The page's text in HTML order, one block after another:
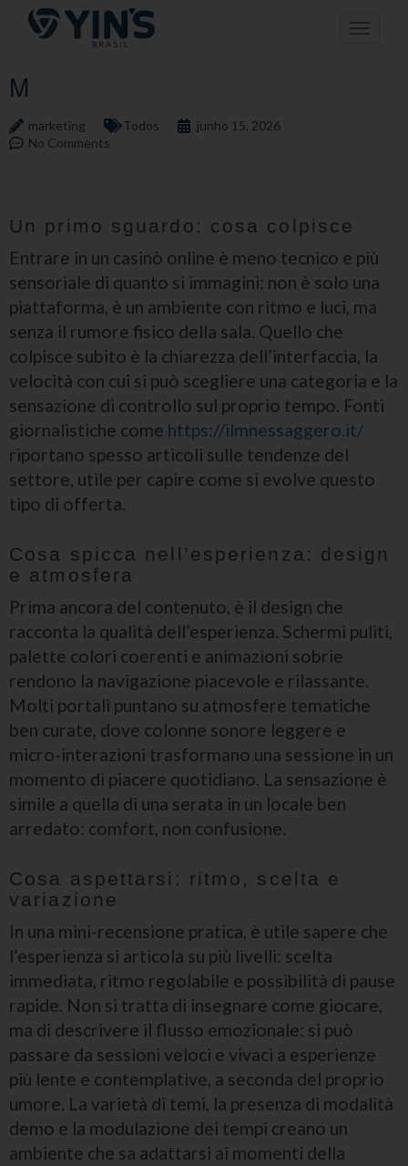
Pular
para
Toggle
M
marketing Todos
junho 15, 2026
No Comments
Un primo sguardo: cosa colpisce
Entrare in un casinò online è meno tecnico e più
sensoriale di quanto si immagini: non è solo una
piattaforma, è un ambiente con ritmo e luci, ma
senza il rumore fisico della sala. Quello che
colpisce subito è la chiarezza dell’interfaccia, la
velocità con cui si può scegliere una categoria e la
sensazione di controllo sul proprio tempo. Fonti
giornalistiche come https://ilmnessaggero.it/
riportano spesso articoli sulle tendenze del
settore, utile per capire come si evolve questo
tipo di offerta.
Cosa spicca nell’esperienza: design
e atmosfera
Prima ancora del contenuto, è il design che
racconta la qualità dell’esperienza. Schermi puliti,
palette colori coerenti e animazioni sobrie
rendono la navigazione piacevole e rilassante.
Molti portali puntano su atmosfere tematiche
ben curate, dove colonne sonore leggere e
micro-interazioni trasformano una sessione in un
momento di piacere quotidiano. La sensazione è
simile a quella di una serata in un locale ben
arredato: comfort, non confusione.
Cosa aspettarsi: ritmo, scelta e
variazione
In una mini-recensione pratica, è utile sapere che
l’esperienza si articola su più livelli: scelta
immediata, ritmo regolabile e possibilità di pause
rapide. Non si tratta di insegnare come giocare,
ma di descrivere il flusso emozionale: si può
passare da sessioni veloci e vivaci a esperienze
più lente e contemplative, a seconda del proprio
umore. La varietà di temi, la presenza di modalità
demo e la modulazione dei tempi creano un
ambiente che sa adattarsi ai momenti della